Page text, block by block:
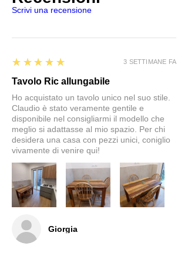
Scrivi una recensione
Giorgia
5
★★★★★
Tavolo Ric allungabile
Ho acquistato un tavolo unico nel suo stile.
Claudio è stato veramente gentile e
disponibile nel consigliarmi il modello che
meglio si adattasse al mio spazio. Per chi
desidera una casa con pezzi unici, coniglio
vivamente di venire qui!
3 SETTIMANE FA